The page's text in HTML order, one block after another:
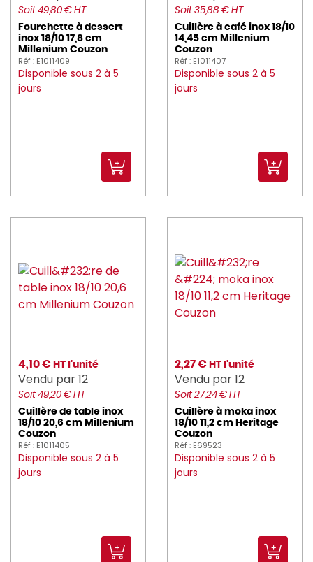
Soit 49,80 € HT
Fourchette à dessert
inox 18/10 17,8 cm
Millenium Couzon
Réf : E1011409
Disponible sous 2 à 5
jours
Soit 35,88 € HT
Cuillère à café inox 18/10
14,45 cm Millenium
Couzon
Réf : E1011407
Disponible sous 2 à 5
jours
4,10 € HT l'unité
Vendu par 12
Soit 49,20 € HT
Cuillère de table inox
18/10 20,6 cm Millenium
Couzon
Réf : E1011405
Disponible sous 2 à 5
jours
2,27 € HT l'unité
Vendu par 12
Soit 27,24 € HT
Cuillère à moka inox
18/10 11,2 cm Heritage
Couzon
Réf : E69523
Disponible sous 2 à 5
jours